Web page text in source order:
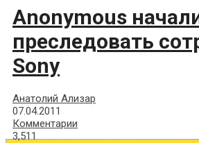
Anonymous
преследовать
Sony
Анатолий Ализар
07.04.2011
Комментарии
3,511